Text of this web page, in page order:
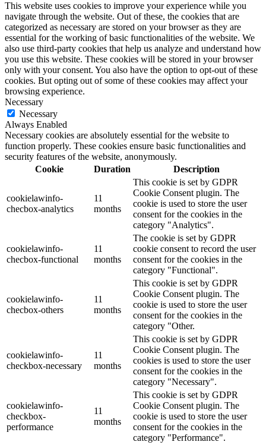
This website uses cookies to improve your experience while you
navigate through the website. Out of these, the cookies that are
categorized as necessary are stored on your browser as they are
essential for the working of basic functionalities of the website. We
also use third-party cookies that help us analyze and understand how
you use this website. These cookies will be stored in your browser
only with your consent. You also have the option to opt-out of these
cookies. But opting out of some of these cookies may affect your
browsing experience.
Necessary
Necessary
Always Enabled
Necessary cookies are absolutely essential for the website to
function properly. These cookies ensure basic functionalities and
security features of the website, anonymously.
Cookie
Duration Description
cookielawinfo-
checbox-analytics
11
months
This cookie is set by GDPR
Cookie Consent plugin. The
cookie is used to store the user
consent for the cookies in the
category "Analytics".
cookielawinfo-
checbox-functional
11
months
The cookie is set by GDPR
cookie consent to record the user
consent for the cookies in the
category "Functional".
cookielawinfo-
checbox-others
11
months
This cookie is set by GDPR
Cookie Consent plugin. The
cookie is used to store the user
consent for the cookies in the
category "Other.
cookielawinfo-
checkbox-necessary
11
months
This cookie is set by GDPR
Cookie Consent plugin. The
cookies is used to store the user
consent for the cookies in the
category "Necessary".
cookielawinfo-
checkbox-
performance
11
months
This cookie is set by GDPR
Cookie Consent plugin. The
cookie is used to store the user
consent for the cookies in the
category "Performance".